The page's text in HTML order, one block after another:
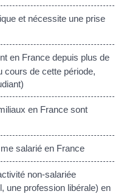
et nécessite une prise
en France depuis plus de
cours de cette période,
en France sont
salarié en France
non-salariée
une profession libérale) en